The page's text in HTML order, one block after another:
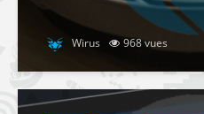
Wirus 968 vues